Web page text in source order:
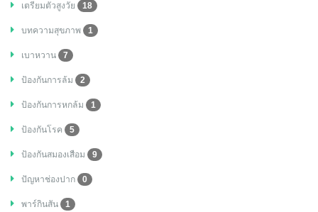
เตรียมตัวสูงวัย 18
บทความสุขภาพ 1
เบาหวาน 7
ป้องกันการล้ม 2
ป้องกันการหกล้ม 1
ป้องกันโรค 5
ป้องกันสมองเสือม 9
ปัญหาช่องปาก 0
พาร์กินสัน 1